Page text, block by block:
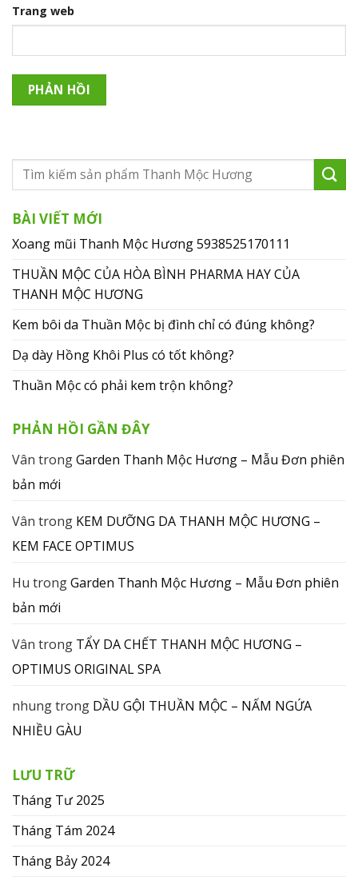
Trang web
BÀI VIẾT MỚI
Xoang mũi Thanh Mộc Hương 5938525170111
THUẦN MỘC CỦA HÒA BÌNH PHARMA HAY CỦA
THANH MỘC HƯƠNG
Kem bôi da Thuần Mộc bị đình chỉ có đúng không?
Dạ dày Hồng Khôi Plus có tốt không?
Thuần Mộc có phải kem trộn không?
PHẢN HỒI GẦN ĐÂY
Vân trongGarden Thanh Mộc Hương – Mẫu Đơn phiên
bản mới
Vân trong KEM DƯỠNG DA THANH MỘC HƯƠNG –
KEM FACE OPTIMUS
Hu trongGarden Thanh Mộc Hương – Mẫu Đơn phiên
bản mới
Vân trong TẨY DA CHẾT THANH MỘC HƯƠNG –
OPTIMUS ORIGINAL SPA
nhungtrong DẦU GỘI THUẦN MỘC – NẤM NGỨA
NHIỀU GÀU
LƯU TRỮ
Tháng Tư 2025
Tháng Tám 2024
Tháng Bảy 2024